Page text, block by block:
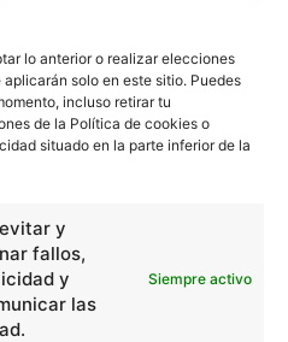
lo anterior o realizar elecciones
solo en este sitio. Puedes
incluso retirar tu
de la Política de cookies o
situado en la parte inferior de la
y
fallos,
y
las
Siempre activo